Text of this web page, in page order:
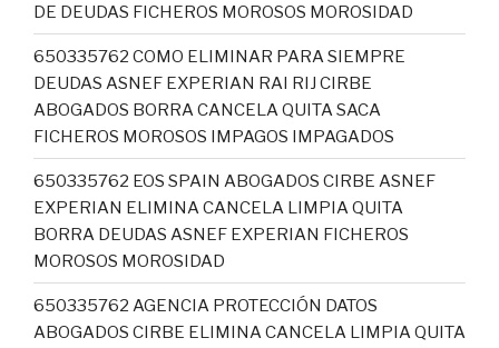
DE DEUDAS FICHEROS MOROSOS MOROSIDAD
650335762 COMO ELIMINAR PARA SIEMPRE
DEUDAS ASNEF EXPERIAN RAI RIJ CIRBE
ABOGADOS BORRA CANCELA QUITA SACA
FICHEROS MOROSOS IMPAGOS IMPAGADOS
650335762 EOS SPAIN ABOGADOS CIRBE ASNEF
EXPERIAN ELIMINA CANCELA LIMPIA QUITA
BORRA DEUDAS ASNEF EXPERIAN FICHEROS
MOROSOS MOROSIDAD
650335762 AGENCIA PROTECCIÓN DATOS
ABOGADOS CIRBE ELIMINA CANCELA LIMPIA QUITA